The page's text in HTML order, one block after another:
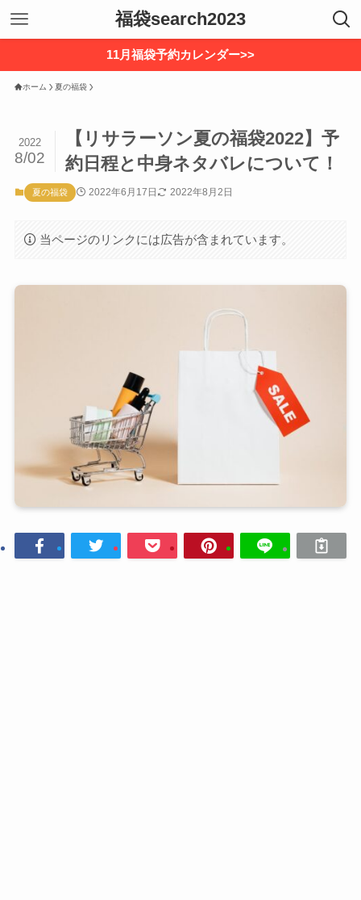
福袋search2023
11月福袋予約カレンダー>>
ホーム 夏の福袋
【リサラーソン夏の福袋2022】予
約日程と中身ネタバレについて！
2022
8/02
夏の福袋 2022年6月17日 2022年8月2日
当ページのリンクには広告が含まれています。